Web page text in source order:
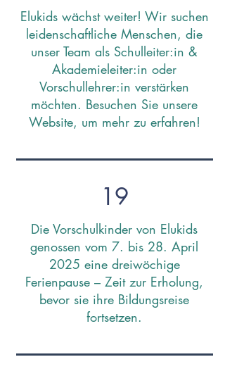
Elukids wächst weiter! Wir suchen
leidenschaftliche Menschen, die
unser Team als Schulleiter:in &
Akademieleiter:in oder
Vorschullehrer:in verstärken
möchten. Besuchen Sie unsere
Website, um mehr zu erfahren!
19
Die Vorschulkinder von Elukids
genossen vom 7. bis 28. April
2025 eine dreiwöchige
Ferienpause – Zeit zur Erholung,
bevor sie ihre Bildungsreise
fortsetzen.